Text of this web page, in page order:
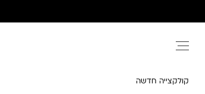
קולקצייה חדשה